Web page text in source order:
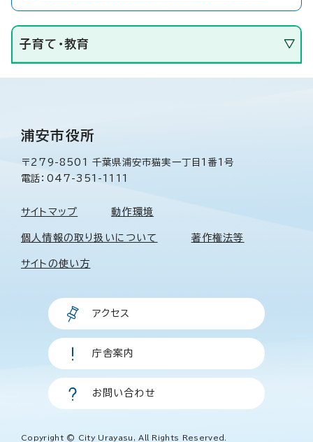
子育て・教育
浦安市役所
〒279-8501 千葉県浦安市猫実一丁目1番1号
電話：047-351-1111
サイトマップ 動作環境
個人情報の取り扱いについて 著作権法等
サイトの使い方
アクセス
庁舎案内
お問い合わせ
Copyright © City Urayasu, All Rights Reserved.